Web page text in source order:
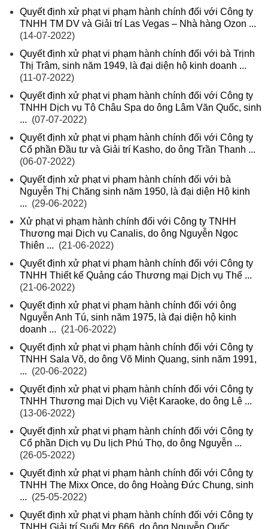
Quyết định xử phạt vi phạm hành chính đối với Công ty
TNHH TM DV và Giải trí Las Vegas – Nhà hàng Ozon ...
(14-07-2022)
Quyết định xử phạt vi phạm hành chính đối với bà Trịnh
Thị Trâm, sinh năm 1949, là đại diện hộ kinh doanh ...
(11-07-2022)
Quyết định xử phạt vi phạm hành chính đối với Công ty
TNHH Dịch vụ Tô Châu Spa do ông Lâm Văn Quốc, sinh
... (07-07-2022)
Quyết định xử phạt vi phạm hành chính đối với Công ty
Cổ phần Đầu tư và Giải trí Kasho, do ông Trần Thanh ...
(06-07-2022)
Quyết định xử phạt vi phạm hành chính đối với bà
Nguyễn Thị Chăng sinh năm 1950, là đại diện Hộ kinh
... (29-06-2022)
Xử phạt vi phạm hành chính đối với Công ty TNHH
Thương mại Dịch vụ Canalis, do ông Nguyễn Ngọc
Thiên ... (21-06-2022)
Quyết định xử phạt vi phạm hành chính đối với Công ty
TNHH Thiết kế Quảng cáo Thương mại Dịch vụ Thế ...
(21-06-2022)
Quyết định xử phạt vi phạm hành chính đối với ông
Nguyễn Anh Tú, sinh năm 1975, là đại diện hộ kinh
doanh ... (21-06-2022)
Quyết định xử phạt vi phạm hành chính đối với Công ty
TNHH Sala Võ, do ông Võ Minh Quang, sinh năm 1991,
... (20-06-2022)
Quyết định xử phạt vi phạm hành chính đối với Công ty
TNHH Thương mại Dịch vụ Việt Karaoke, do ông Lê ...
(13-06-2022)
Quyết định xử phạt vi phạm hành chính đối với Công ty
Cổ phần Dịch vụ Du lịch Phú Thọ, do ông Nguyễn ...
(26-05-2022)
Quyết định xử phạt vi phạm hành chính đối với Công ty
TNHH The Mixx Once, do ông Hoàng Đức Chung, sinh
... (25-05-2022)
Quyết định xử phạt vi phạm hành chính đối với Công ty
TNHH Giải trí Suối Mơ 666, do ông Nguyễn Quốc